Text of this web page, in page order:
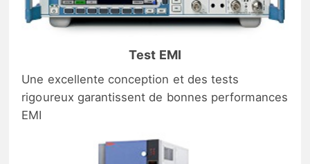
Test EMI
Une excellente conception et des tests
rigoureux garantissent de bonnes performances
EMI